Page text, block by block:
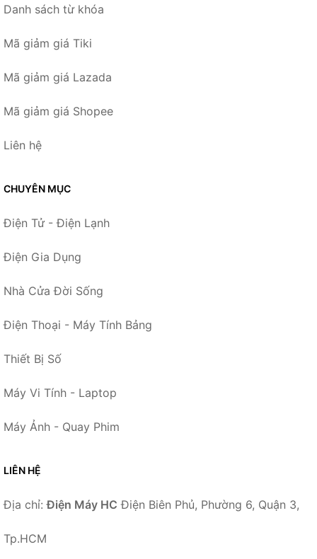
Danh sách từ khóa
Mã giảm giá Tiki
Mã giảm giá Lazada
Mã giảm giá Shopee
Liên hệ
CHUYÊN MỤC
Điện Tử - Điện Lạnh
Điện Gia Dụng
Nhà Cửa Đời Sống
Điện Thoại - Máy Tính Bảng
Thiết Bị Số
Máy Vi Tính - Laptop
Máy Ảnh - Quay Phim
LIÊN HỆ
Địa chỉ:Điện Máy HC Điện Biên Phủ, Phường 6, Quận 3,
Tp.HCM